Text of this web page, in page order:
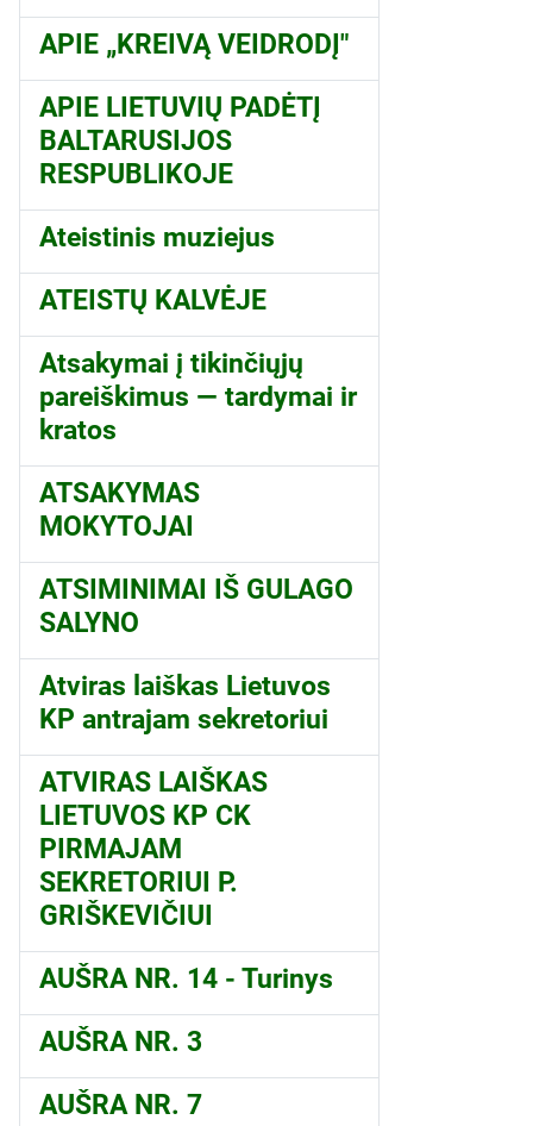
APIE „KREIVĄ VEIDRODĮ"
APIE LIETUVIŲ PADĖTĮ
BALTARUSIJOS
RESPUBLIKOJE
Ateistinis muziejus
ATEISTŲ KALVĖJE
Atsakymai į tikinčiųjų
pareiškimus — tardymai ir
kratos
ATSAKYMAS
MOKYTOJAI
ATSIMINIMAI IŠ GULAGO
SALYNO
Atviras laiškas Lietuvos
KP antrajam sekretoriui
ATVIRAS LAIŠKAS
LIETUVOS KP CK
PIRMAJAM
SEKRETORIUI P.
GRIŠKEVIČIUI
AUŠRA NR. 14 - Turinys
AUŠRA NR. 3
AUŠRA NR. 7